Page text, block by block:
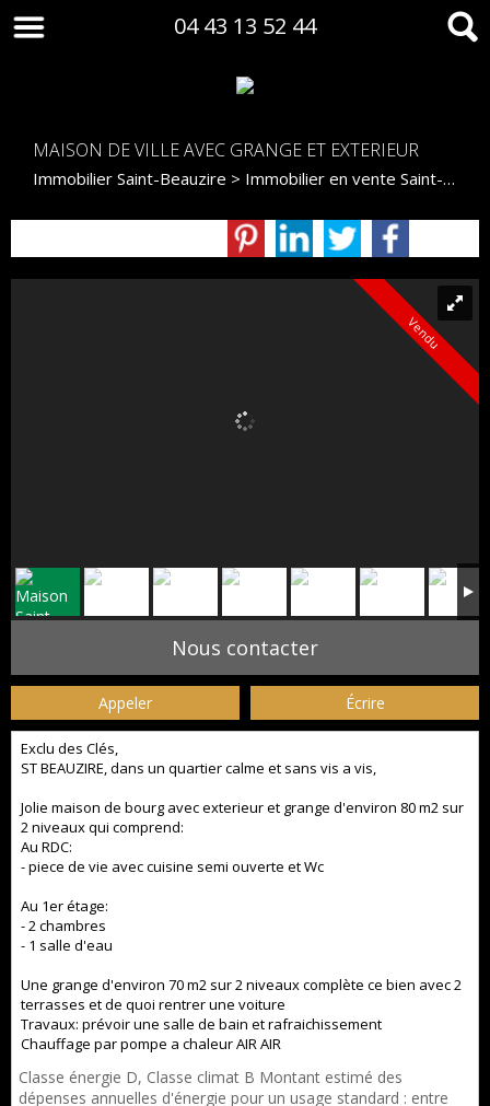
04 43 13 52 44
MAISON DE VILLE AVEC GRANGE ET EXTERIEUR
Immobilier Saint-Beauzire > Immobilier en vente Saint-Beauzire
Vendu
Nous contacter
Appeler Écrire
Exclu des Clés,
ST BEAUZIRE, dans un quartier calme et sans vis a vis,
Jolie maison de bourg avec exterieur et grange d'environ 80 m2 sur
2 niveaux qui comprend:
Au RDC:
- piece de vie avec cuisine semi ouverte et Wc
Au 1er étage:
- 2 chambres
- 1 salle d'eau
Une grange d'environ 70 m2 sur 2 niveaux complète ce bien avec 2
terrasses et de quoi rentrer une voiture
Travaux: prévoir une salle de bain et rafraichissement
Chauffage par pompe a chaleur AIR AIR
Classe énergie D, Classe climat B Montant estimé des
dépenses annuelles d'énergie pour un usage standard : entre